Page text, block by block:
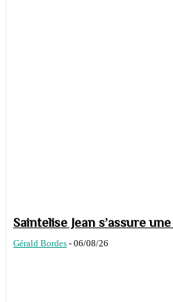
Saintelise Jean s’assure
Gérald Bordes - 06/08/26